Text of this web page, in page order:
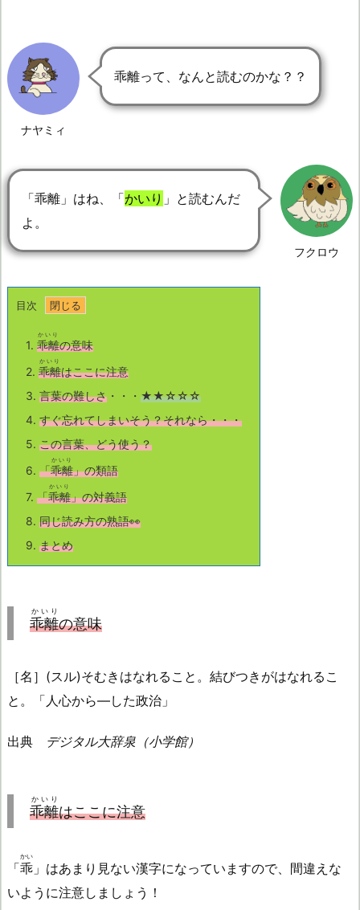
ナヤミィ
乖離って、なんと読むのかな？？
フクロウ
「乖離」はね、「かいり 」と読むんだ
よ。
目次
1. 乖離
かいり
の意味
2. 乖離
かいり
はここに注意
3. 言葉の難しさ ・・・ ★★☆☆☆
4. すぐ忘れてしまいそう？それなら・・・
5. この言葉、どう使う？
6. 「乖離
かいり
」の類語
7. 「乖離
かいり
」の対義語
8. 同じ読み方の熟語👀
9. まとめ
乖離
かいり
の意味
［名］(スル)そむきはなれること。結びつきがはなれるこ
と。「人心から―した政治」
出典 デジタル大辞泉（小学館）
乖離
かいり
はここに注意
「乖
かい
」はあまり見ない漢字になっていますので、間違えな
いように注意しましょう！